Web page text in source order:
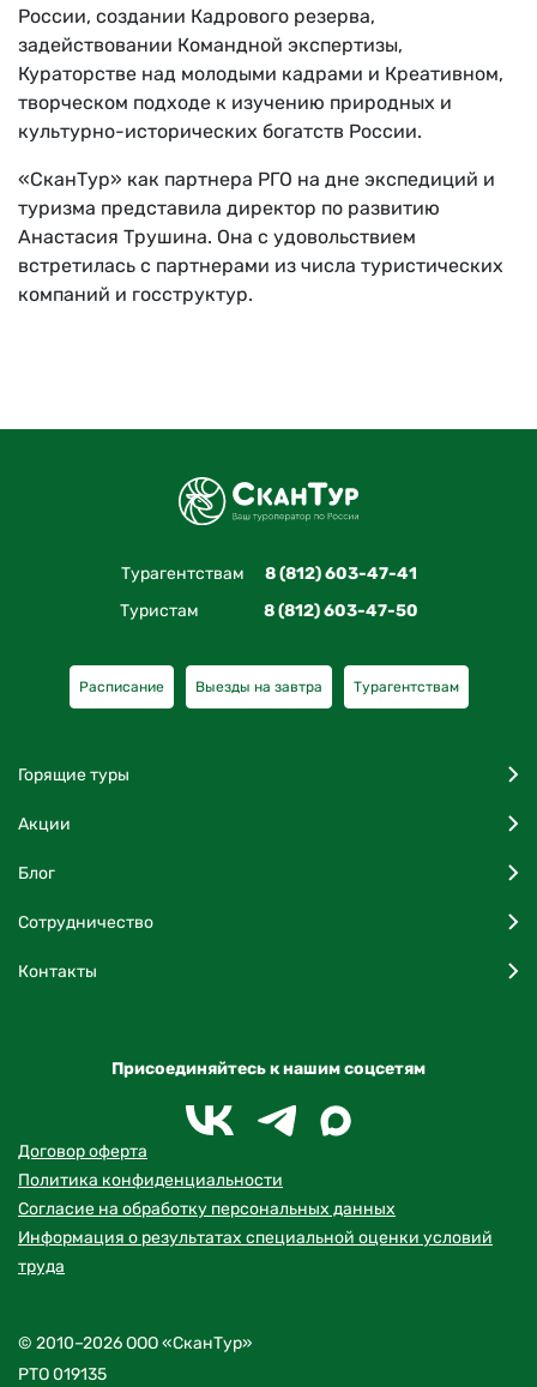
России, создании Кадрового резерва,
задействовании Командной экспертизы,
Кураторстве над молодыми кадрами и Креативном,
творческом подходе к изучению природных и
культурно-исторических богатств России.
«СканТур» как партнера РГО на дне экспедиций и
туризма представила директор по развитию
Анастасия Трушина. Она с удовольствием
встретилась с партнерами из числа туристических
компаний и госструктур.
Турагентствам
8 (812) 603-47-41
Туристам
8 (812) 603-47-50
Расписание Выезды на завтра Турагентствам
Горящие туры
Акции
Блог
Сотрудничество
Контакты
Присоединяйтесь к нашим соцсетям
Договор оферта
Политика конфиденциальности
Согласие на обработку персональных данных
Информация о результатах специальной оценки условий
труда
© 2010–2026 ООО «СканТур»
РТО 019135